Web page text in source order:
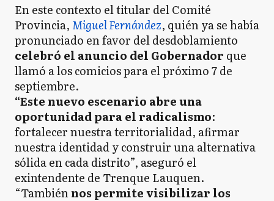
En este contexto el titular del Comité
Provincia, Miguel Fernández, quién ya se había
pronunciado en favor del desdoblamiento
celebró el anuncio del Gobernador que
llamó a los comicios para el próximo 7 de
septiembre.
“Este nuevo escenario abre una
oportunidad para el radicalismo:
fortalecer nuestra territorialidad, afirmar
nuestra identidad y construir una alternativa
sólida en cada distrito”, aseguró el
exintendente de Trenque Lauquen.
“Tambiénnos permite visibilizar los